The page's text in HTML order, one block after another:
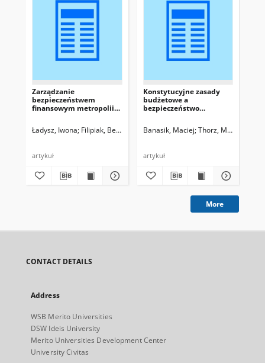
Zarządzanie
bezpieczeństwem
finansowym metropolii
Ładysz, Iwona Filipiak, Beata, red.
artykuł
Konstytucyjne zasady
budżetowe a
bezpieczeństwo
Banasik, Maciej Thorz, Maciej
artykuł
More
CONTACT DETAILS
Address
WSB Merito Universities
DSW Ideis University
Merito Universities Development Center
University Civitas